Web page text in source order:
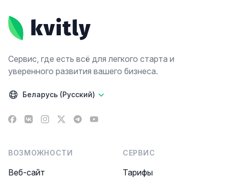
Сервис, где есть всё для легкого старта и
уверенного развития вашего бизнеса.
Беларусь (Русский)
Facebook
VK Instagram
X TelegramYouTube
ВОЗМОЖНОСТИ
Веб-сайт
СЕРВИС
Тарифы